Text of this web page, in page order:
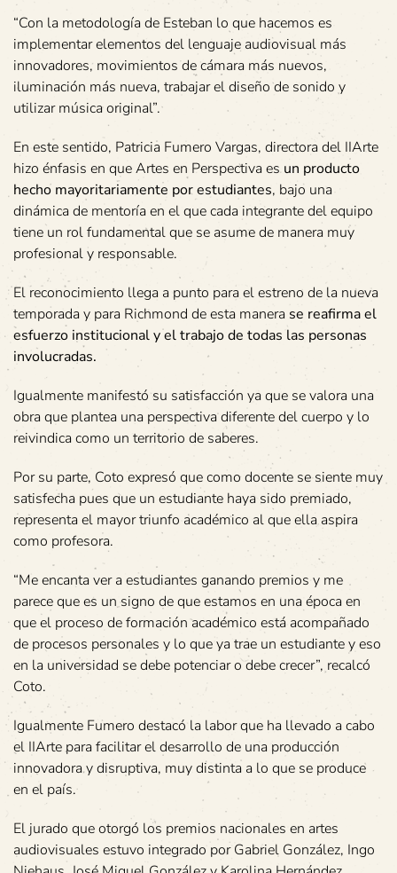
“Con la metodología de Esteban lo que hacemos es
implementar elementos del lenguaje audiovisual más
innovadores, movimientos de cámara más nuevos,
iluminación más nueva, trabajar el diseño de sonido y
utilizar música original”.
En este sentido, Patricia Fumero Vargas, directora del IIArte
hizo énfasis en que Artes en Perspectiva esun producto
hecho mayoritariamente por estudiantes, bajo una
dinámica de mentoría en el que cada integrante del equipo
tiene un rol fundamental que se asume de manera muy
profesional y responsable.
El reconocimiento llega a punto para el estreno de la nueva
temporada y para Richmond de esta manera se reafirma el
esfuerzo institucional y el trabajo de todas las personas
involucradas.
Igualmente manifestó su satisfacción ya que se valora una
obra que plantea una perspectiva diferente del cuerpo y lo
reivindica como un territorio de saberes.
Por su parte, Coto expresó que como docente se siente muy
satisfecha pues que un estudiante haya sido premiado,
representa el mayor triunfo académico al que ella aspira
como profesora.
“Me encanta ver a estudiantes ganando premios y me
parece que es un signo de que estamos en una época en
que el proceso de formación académico está acompañado
de procesos personales y lo que ya trae un estudiante y eso
en la universidad se debe potenciar o debe crecer”, recalcó
Coto.
Igualmente Fumero destacó la labor que ha llevado a cabo
el IIArte para facilitar el desarrollo de una producción
innovadora y disruptiva, muy distinta a lo que se produce
en el país.
El jurado que otorgó los premios nacionales en artes
audiovisuales estuvo integrado por Gabriel González, Ingo